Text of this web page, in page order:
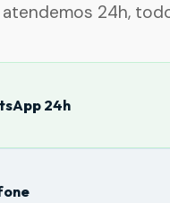
24h,
24h